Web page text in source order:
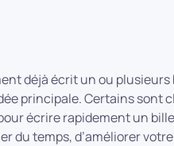
déjà écrit un ou
principale. Certains sont
écrire rapidement un
du temps, d’améliorer